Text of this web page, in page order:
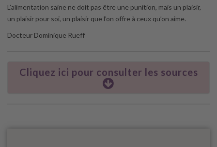
L’alimentation saine ne doit pas être une punition, mais un plaisir,
un plaisir pour soi, un plaisir que l’on offre à ceux qu’on aime.
Docteur Dominique Rueff
Cliquez ici pour consulter les sources